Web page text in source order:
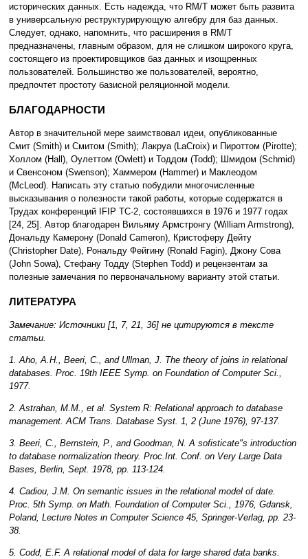
исторических данных. Есть надежда, что RM/T может быть развита
в универсальную реструктурирующую алгебру для баз данных.
Следует, однако, напомнить, что расширения в RM/T
предназначены, главным образом, для не слишком широкого круга,
состоящего из проектировщиков баз данных и изощренных
пользователей. Большинство же пользователей, вероятно,
предпочтет простоту базисной реляционной модели.
БЛАГОДАРНОСТИ
Автор в значительной мере заимствовал идеи, опубликованные
Смит (Smith) и Смитом (Smith); Лакруа (LaCroix) и Пироттом (Pirotte);
Холлом (Hall), Оулеттом (Owlett) и Тоддом (Todd); Шмидом (Schmid)
и Свенсоном (Swenson); Хаммером (Hammer) и Маклеодом
(McLeod). Написать эту статью побудили многочисленные
высказывания о полезности такой работы, которые содержатся в
Трудах конференций IFIP TC-2, состоявшихся в 1976 и 1977 годах
[24, 25]. Автор благодарен Вильяму Армстронгу (William Armstrong),
Дональду Камерону (Donald Cameron), Кристоферу Дейту
(Christopher Date), Рональду Фейгину (Ronald Fagin), Джону Сова
(John Sowa), Стефану Тодду (Stephen Todd) и рецензентам за
полезные замечания по первоначальному варианту этой статьи.
ЛИТЕРАТУРА
Замечание: Источники [1, 7, 21, 36] не цитируются в тексте
статьи.
1. Aho, A.H., Beeri, C., and Ullman, J. The theory of joins in relational
databases. Proc. 19th IEEE Symp. on Foundation of Computer Sci.,
1977.
2. Astrahan, M.M., et al. System R: Relational approach to database
management. ACM Trans. Database Syst. 1, 2 (June 1976), 97-137.
3. Beeri, C., Bernstein, P., and Goodman, N. A sofisticate"s introduction
to database normalization theory. Proc.Int. Conf. on Very Large Data
Bases, Berlin, Sept. 1978, pp. 113-124.
4. Cadiou, J.M. On semantic issues in the relational model of date.
Proc. 5th Symp. on Math. Foundation of Computer Sci., 1976, Gdansk,
Poland, Lecture Notes in Computer Science 45, Springer-Verlag, pp. 23-
38.
5. Codd, E.F. A relational model of data for large shared data banks.